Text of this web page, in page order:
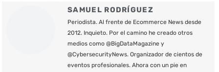
SAMUEL RODRÍGUEZ
Periodista. Al frente de Ecommerce News desde
2012. Inquieto. Por el camino he creado otros
medios como @BigDataMagazine y
@CybersecurityNews. Organizador de cientos de
eventos profesionales. Ahora con un pie en